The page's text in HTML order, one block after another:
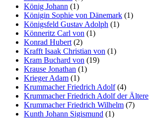
König Johann (1)
Königin Sophie von Dänemark (1)
Königsfeld Gustav Adolph (1)
Könneritz Carl von (1)
Konrad Hubert (2)
Krafft Isaak Christian von (1)
Kram Buchard von (19)
Krause Jonathan (1)
Krieger Adam (1)
Krummacher Friedrich Adolf(4)
Krummacher Friedrich Adolf der Ältere
Krummacher Friedrich Wilhelm (7)
Kunth Johann Sigismund (1)